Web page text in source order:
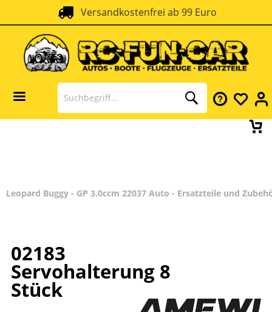
Versandkostenfrei ab 99 Euro
Leopard Buggy - GP 3,0ccm 22037 Auto - Ersatzteile und
02183
Servohalterung 8
Stück